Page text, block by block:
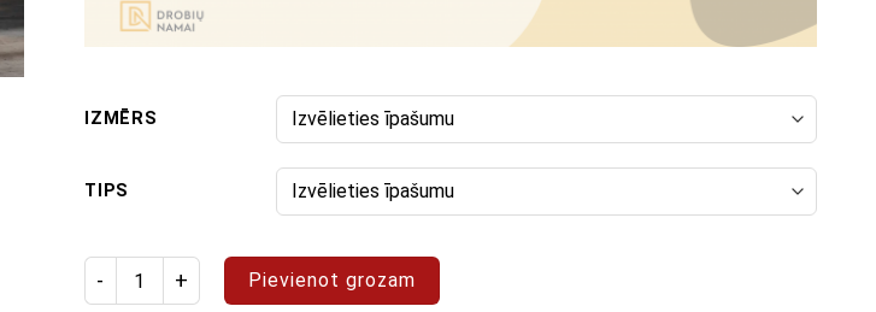
IZMĒRS
TIPS
Izstrādājuma daudzums: glezna "Abstrakts 81"
Pievienot grozam